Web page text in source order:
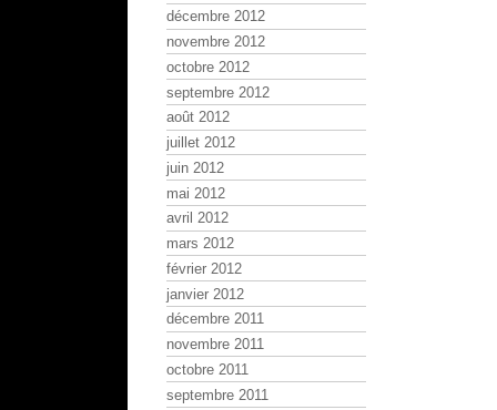
décembre 2012
novembre 2012
octobre 2012
septembre 2012
août 2012
juillet 2012
juin 2012
mai 2012
avril 2012
mars 2012
février 2012
janvier 2012
décembre 2011
novembre 2011
octobre 2011
septembre 2011